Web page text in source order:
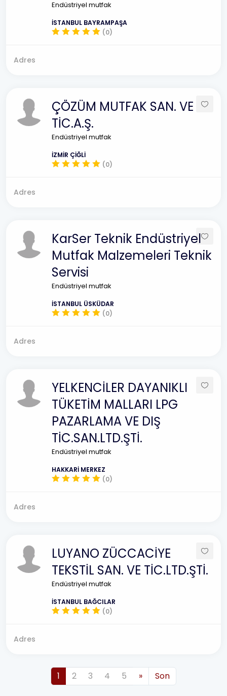
Endüstriyel mutfak
İSTANBUL BAYRAMPAŞA
(0)
Adres
ÇÖZÜM MUTFAK SAN. VE
TİC.A.Ş.
Endüstriyel mutfak
İZMİR ÇİĞLİ
(0)
Adres
KarSer Teknik Endüstriyel
Mutfak Malzemeleri Teknik
Servisi
Endüstriyel mutfak
İSTANBUL ÜSKÜDAR
(0)
Adres
YELKENCİLER DAYANIKLI
TÜKETİM MALLARI LPG
PAZARLAMA VE DIŞ
TİC.SAN.LTD.ŞTİ.
Endüstriyel mutfak
HAKKARİ MERKEZ
(0)
Adres
LUYANO ZÜCCACİYE
TEKSTİL SAN. VE TİC.LTD.ŞTİ.
Endüstriyel mutfak
İSTANBUL BAĞCILAR
(0)
Adres
1 2 3 4 5 » Son